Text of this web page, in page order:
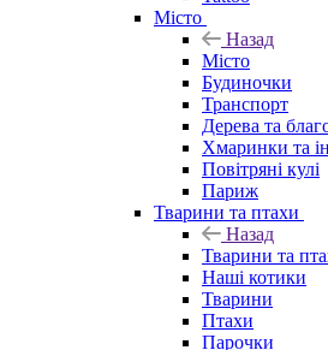
Місто
Назад
Місто
Будиночки
Транспорт
Дерева та
Хмаринки та
Повітряні кулі
Париж
Тварини та птахи
Назад
Тварини та
Наші котики
Тварини
Птахи
Парочки